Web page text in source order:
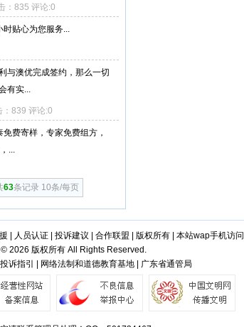
：835 评论:0
贴心为您服务...
与澳优完成签约，那么一切
有实...
839 评论:0
费寄样，专家免费组方，
...
63条记录 10条/每页
人员认证| 投诉建议 合作联盟 版权所有| 本站wap手机访问
2026 版权所有 All Rights Reserved.
诉指引 | 网络法制和道德教育基地 | 广东省通管局